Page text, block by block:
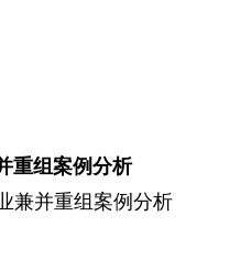
重组案例分析
兼并重组案例分析